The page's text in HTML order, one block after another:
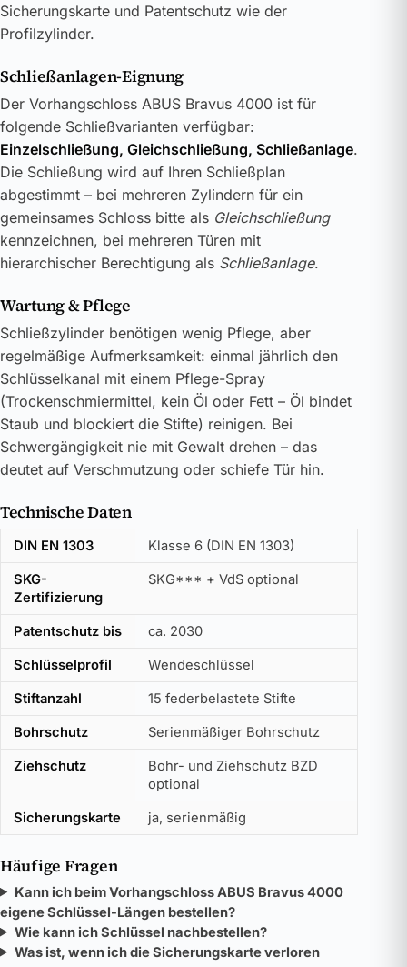
Sicherungskarte und Patentschutz wie der
Profilzylinder.
Schließanlagen-Eignung
Der Vorhangschloss ABUS Bravus 4000 ist für
folgende Schließvarianten verfügbar:
Einzelschließung, Gleichschließung, Schließanlage.
Die Schließung wird auf Ihren Schließplan
abgestimmt – bei mehreren Zylindern für ein
gemeinsames Schloss bitte als Gleichschließung
kennzeichnen, bei mehreren Türen mit
hierarchischer Berechtigung als Schließanlage.
Wartung & Pflege
Schließzylinder benötigen wenig Pflege, aber
regelmäßige Aufmerksamkeit: einmal jährlich den
Schlüsselkanal mit einem Pflege-Spray
(Trockenschmiermittel, kein Öl oder Fett – Öl bindet
Staub und blockiert die Stifte) reinigen. Bei
Schwergängigkeit nie mit Gewalt drehen – das
deutet auf Verschmutzung oder schiefe Tür hin.
Technische Daten
DIN EN 1303 Klasse 6 (DIN EN 1303)
SKG-
Zertifizierung
SKG*** + VdS optional
Patentschutz bis ca. 2030
Schlüsselprofil Wendeschlüssel
Stiftanzahl 15 federbelastete Stifte
Bohrschutz Serienmäßiger Bohrschutz
Ziehschutz
Bohr- und Ziehschutz BZD
optional
Sicherungskarte ja, serienmäßig
Häufige Fragen
Kann ich beim Vorhangschloss ABUS Bravus 4000
eigene Schlüssel-Längen bestellen?
Wie kann ich Schlüssel nachbestellen?
Was ist, wenn ich die Sicherungskarte verloren